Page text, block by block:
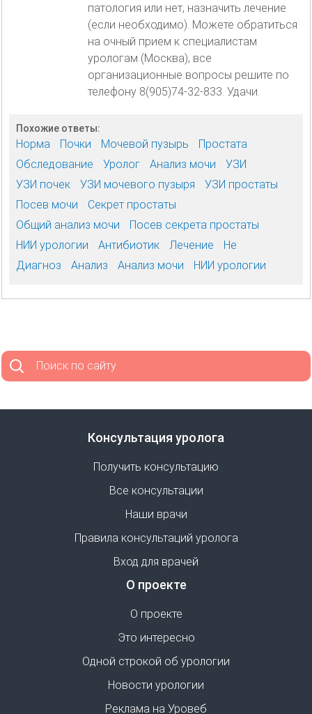
патология или нет, назначить лечение
(если необходимо). Можете обратиться
на очный прием к специалистам
урологам (Москва), все
организационные вопросы решите по
телефону 8(905)74-32-833. Удачи.
Похожие ответы:
Норма Почки Мочевой пузырь
Простата
Обследование
Уролог Анализ мочи
УЗИ
УЗИ почек
УЗИ мочевого пузыря
УЗИ простаты
Посев мочи
Секрет простаты
Общий анализ мочи
Посев секрета простаты
НИИ урологии
Антибиотик Лечение
Не
Диагноз
Анализ Анализ мочи НИИ урологии
Поиск по сайту
Консультация уролога
Получить консультацию
Все консультации
Наши врачи
Правила консультаций уролога
Вход для врачей
О проекте
О проекте
Это интересно
Одной строкой об урологии
Новости урологии
Реклама на Уровеб